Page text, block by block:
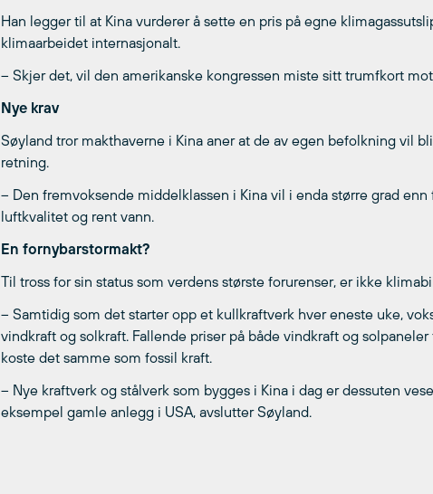
Han legger til at Kina vurderer å sette en pris på egne
klimaarbeidet internasjonalt.
– Skjer det, vil den amerikanske kongressen miste sitt trumfkort
Nye krav
Søyland tror makthaverne i Kina aner at de av egen befolkning vil
retning.
– Den fremvoksende middelklassen i Kina vil i enda større grad
luftkvalitet og rent vann.
En fornybarstormakt?
Til tross for sin status som verdens største forurenser, er ikke
– Samtidig som det starter opp et kullkraftverk hver eneste uke,
vindkraft og solkraft. Fallende priser på både vindkraft og
koste det samme som fossil kraft.
– Nye kraftverk og stålverk som bygges i Kina i dag er dessuten
eksempel gamle anlegg i USA, avslutter Søyland.